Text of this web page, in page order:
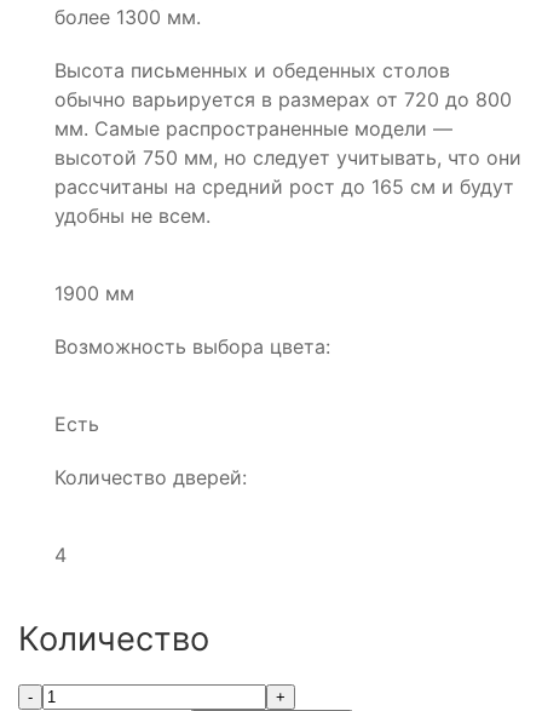
более 1300 мм.
Высота письменных и обеденных столов
обычно варьируется в размерах от 720 до 800
мм. Самые распространенные модели —
высотой 750 мм, но следует учитывать, что они
рассчитаны на средний рост до 165 см и будут
удобны не всем.
1900 мм
Возможность выбора цвета:
Есть
Количество дверей:
4
Количество
- +